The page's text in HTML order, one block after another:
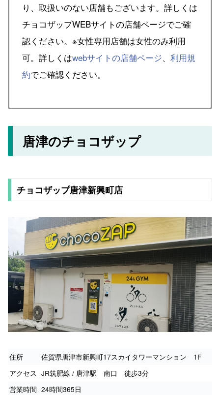
り、取扱いのない店舗もございます。詳しくは
チョコザップWEBサイトの店舗ページでご確
認ください。※女性専用店舗は女性のみ利用
可。詳しくはwebサイトの店舗ページ、 利用規
約でご確認ください。
唐津のチョコザップ
チョコザップ唐津新興町店
住所
佐賀県唐津市新興町17スカイタワーマンション 1F
アクセス JR筑肥線 / 唐津駅 南口 徒歩3分
営業時間 24時間365日